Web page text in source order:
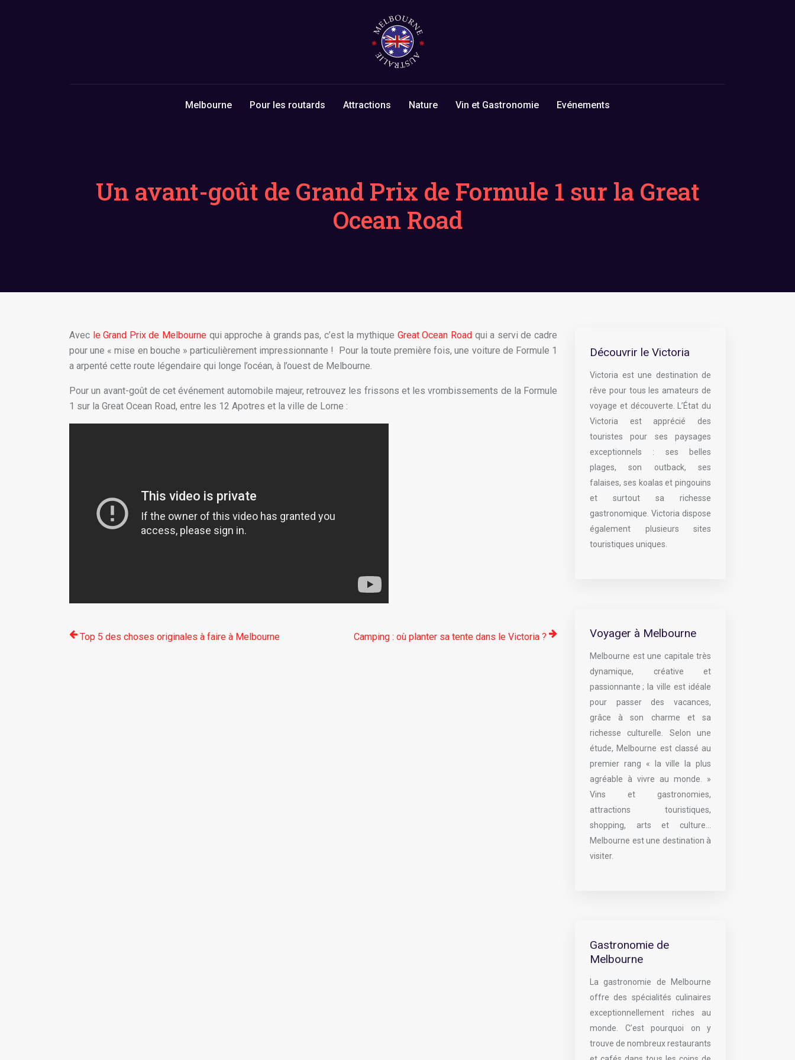
Melbourne Pour les routards Attractions Nature Vin et Gastronomie Evénements
Un avant-goût de Grand Prix de Formule 1 sur la Great
Ocean Road
Avec le Grand Prix de Melbourne qui approche à grands pas, c’est la mythique Great Ocean Roadqui a servi de cadre
pour une « mise en bouche » particulièrement impressionnante ! Pour la toute première fois, une voiture de Formule 1
a arpenté cette route légendaire qui longe l’océan, à l’ouest de Melbourne.
Pour un avant-goût de cet événement automobile majeur, retrouvez les frissons et les vrombissements de la Formule
1 sur la Great Ocean Road, entre les 12 Apotres et la ville de Lorne :
Top 5 des choses originales à faire à Melbourne Camping : où planter sa tente dans le Victoria ?
Découvrir le Victoria
Victoria est une destination de
rêve pour tous les amateurs de
voyage et découverte. L’État du
Victoria est apprécié des
touristes pour ses paysages
exceptionnels : ses belles
plages, son outback, ses
falaises, ses koalas et pingouins
et surtout sa richesse
gastronomique. Victoria dispose
également plusieurs sites
touristiques uniques.
Voyager à Melbourne
Melbourne est une capitale très
dynamique, créative et
passionnante ; la ville est idéale
pour passer des vacances,
grâce à son charme et sa
richesse culturelle. Selon une
étude, Melbourne est classé au
premier rang « la ville la plus
agréable à vivre au monde. »
Vins et gastronomies,
attractions touristiques,
shopping, arts et culture…
Melbourne est une destination à
visiter.
Gastronomie de
Melbourne
La gastronomie de Melbourne
offre des spécialités culinaires
exceptionnellement riches au
monde. C’est pourquoi on y
trouve de nombreux restaurants